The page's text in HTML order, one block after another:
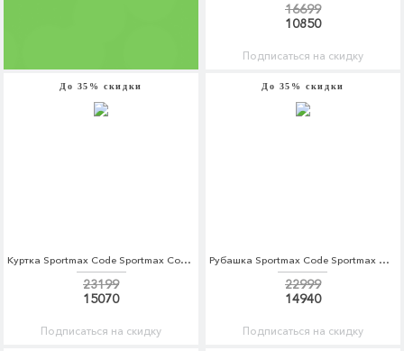
16699
10850
Подписаться на скидку
До 35% скидки
Куртка Sportmax Code Sportmax Code SP027EWADSD3
23199
15070
Подписаться на скидку
До 35% скидки
Рубашка Sportmax Code Sportmax Code SP027EWADSB8
22999
14940
Подписаться на скидку